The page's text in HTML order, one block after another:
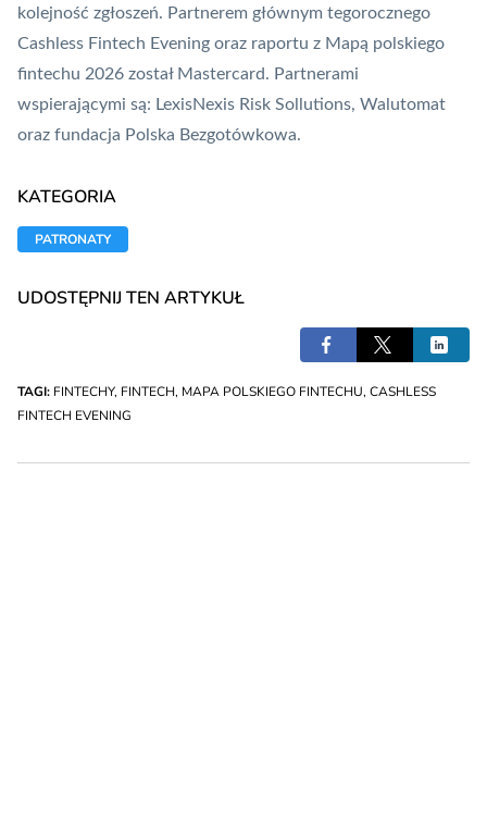
kolejność zgłoszeń. Partnerem głównym tegorocznego
Cashless Fintech Evening oraz raportu z Mapą polskiego
fintechu 2026 został Mastercard. Partnerami
wspierającymi są: LexisNexis Risk Sollutions, Walutomat
oraz fundacja Polska Bezgotówkowa.
KATEGORIA
PATRONATY
UDOSTĘPNIJ TEN ARTYKUŁ
TAGI: FINTECHY, FINTECH, MAPA POLSKIEGO FINTECHU, CASHLESS
FINTECH EVENING